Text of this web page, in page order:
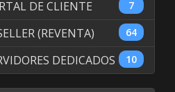
7
DE CLIENTE
64
(REVENTA)
10
DEDICADOS